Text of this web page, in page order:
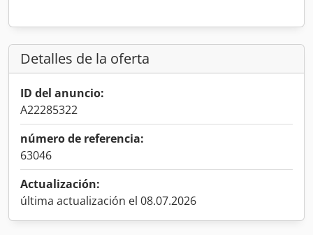
Detalles de la oferta
ID del anuncio:
A22285322
número de referencia:
63046
Actualización:
última actualización el 08.07.2026